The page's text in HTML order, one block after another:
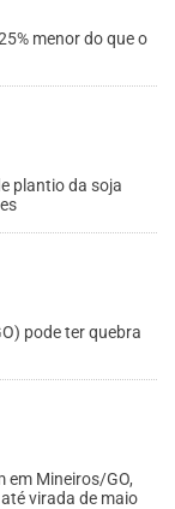
menor do que o
plantio da soja
pode ter quebra
em Mineiros/GO,
virada de maio